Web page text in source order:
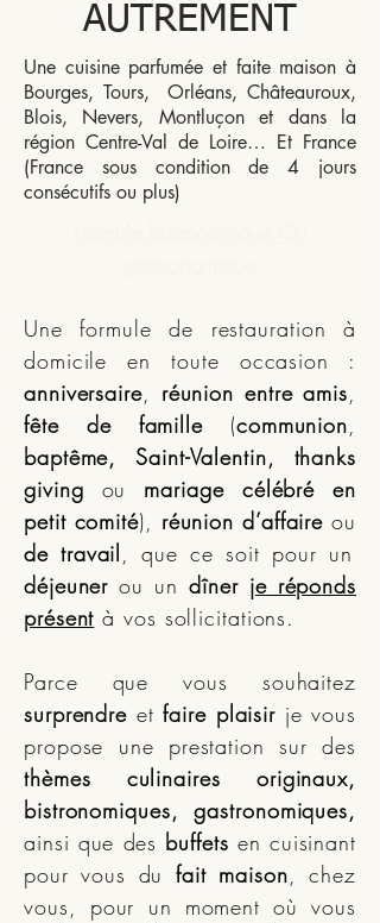
AUTREMENT
Une cuisine parfumée et faite maison à
Bourges, Tours, Orléans, Châteauroux,
Blois, Nevers, Montluçon et dans la
région Centre-Val de Loire… Et France
(France sous condition de 4 jours
consécutifs ou plus)
Une formule de restauration à
domicile en toute occasion :
anniversaire, réunion entre amis,
fête de famille(communion,
baptême, Saint-Valentin, thanks
giving ou mariage célébré en
petit comité), réunion d’affaireou
de travail, que ce soit pour un
déjeunerou undîner je réponds
présent à vos sollicitations.
Parce que vous souhaitez
surprendre etfaire plaisir je vous
propose une prestation sur des
thèmes culinaires originaux,
bistronomiques, gastronomiques,
ainsi que des buffets en cuisinant
pour vous dufait maison, chez
vous, pour un moment où vous